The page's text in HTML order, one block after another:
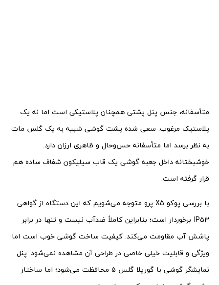
متأسفانه، جنس پنل پشتی همچنان پلاستیکی است اما نه یک
پلاستیک مرغوب. سعی شده پشت گوشی شبیه به یک گلس مات
به نظر برسد اما متأسفانه حس‌وحال و ظاهری ارزان دارد.
خوشبختانه داخل جعبه گوشی یک قاب سیلیکون شفاف ساده هم
قرار گرفته است.
با بررسی پوکو X5 پرو متوجه می‌شویم که این دستگاه از گواهی
IP53 برخوردار است؛ بنابراین کاملاً ضدآب نیست و تنها در برابر
پاشش آب مقاومت می‌کند. کیفیت ساخت گوشی خوب است اما
ویژگی و قابلیت خیلی خاصی در طراحی آن مشاهده نمی‌شود. پنل
نمایشگر گوشی با گوریلا گلس 5 محافظت می‌شود؛ اما ساختار